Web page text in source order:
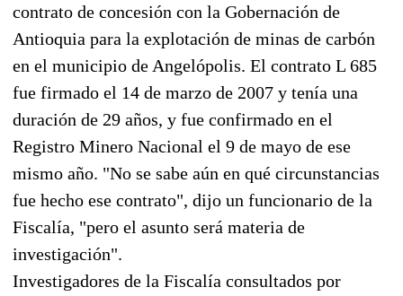
contrato de concesión con la Gobernación de
Antioquia para la explotación de minas de carbón
en el municipio de Angelópolis. El contrato L 685
fue firmado el 14 de marzo de 2007 y tenía una
duración de 29 años, y fue confirmado en el
Registro Minero Nacional el 9 de mayo de ese
mismo año. "No se sabe aún en qué circunstancias
fue hecho ese contrato", dijo un funcionario de la
Fiscalía, "pero el asunto será materia de
investigación".
Investigadores de la Fiscalía consultados por